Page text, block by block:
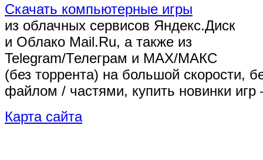
Скачать компьютерные игры
из облачных сервисов Яндекс.Диск
и Облако Mail.Ru, а также из
Telegram/Телеграм и MAX/МАКС
(без торрента) на большой скорости,
файлом / частями, купить новинки
Карта сайта